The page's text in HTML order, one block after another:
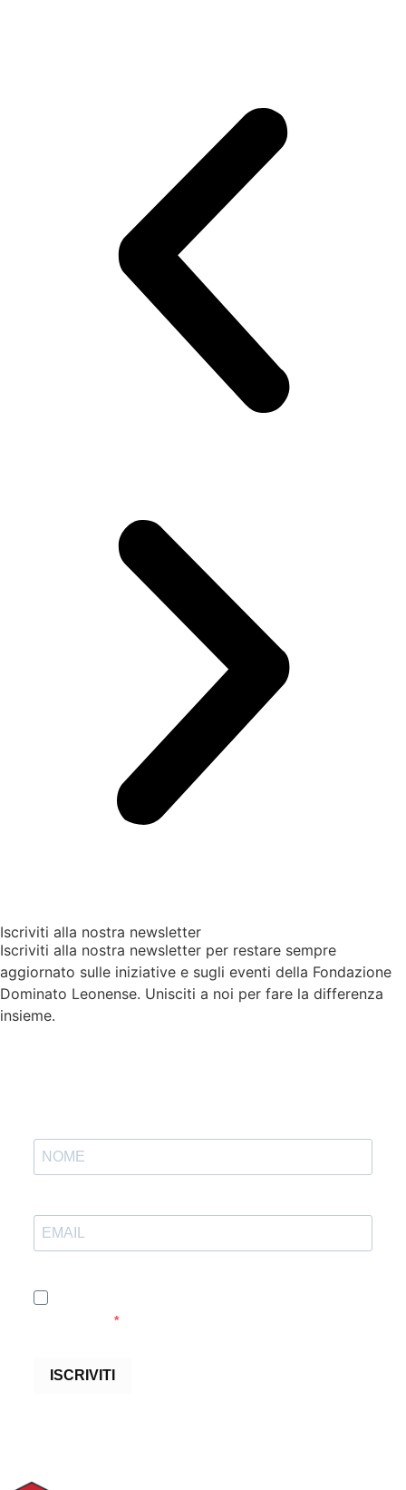
Iscriviti alla nostra newsletter
Iscriviti alla nostra newsletter per restare sempre
aggiornato sulle iniziative e sugli eventi della Fondazione
Dominato Leonense. Unisciti a noi per fare la differenza
insieme.
ISCRIVITI